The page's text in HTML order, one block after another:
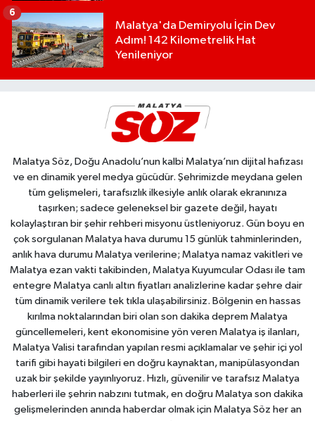
Malatya'da Demiryolu İçin Dev
Adım! 142 Kilometrelik Hat
Yenileniyor
6
Malatya Söz, Doğu Anadolu’nun kalbi Malatya’nın dijital hafızası
ve en dinamik yerel medya gücüdür. Şehrimizde meydana gelen
tüm gelişmeleri, tarafsızlık ilkesiyle anlık olarak ekranınıza
taşırken; sadece geleneksel bir gazete değil, hayatı
kolaylaştıran bir şehir rehberi misyonu üstleniyoruz. Gün boyu en
çok sorgulanan Malatya hava durumu 15 günlük tahminlerinden,
anlık hava durumu Malatya verilerine; Malatya namaz vakitleri ve
Malatya ezan vakti takibinden, Malatya Kuyumcular Odası ile tam
entegre Malatya canlı altın fiyatları analizlerine kadar şehre dair
tüm dinamik verilere tek tıkla ulaşabilirsiniz. Bölgenin en hassas
kırılma noktalarından biri olan son dakika deprem Malatya
güncellemeleri, kent ekonomisine yön veren Malatya iş ilanları,
Malatya Valisi tarafından yapılan resmi açıklamalar ve şehir içi yol
tarifi gibi hayati bilgileri en doğru kaynaktan, manipülasyondan
uzak bir şekilde yayınlıyoruz. Hızlı, güvenilir ve tarafsız Malatya
haberleri ile şehrin nabzını tutmak, en doğru Malatya son dakika
gelişmelerinden anında haberdar olmak için Malatya Söz her an